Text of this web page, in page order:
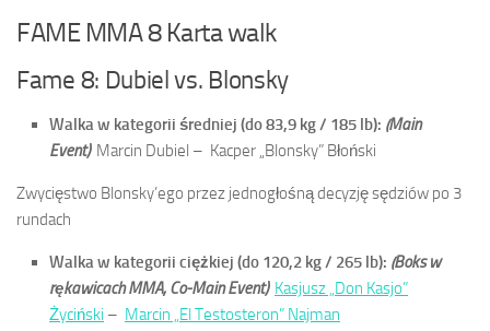
FAME MMA 8 Karta walk
Fame 8: Dubiel vs. Blonsky
Walka w kategorii średniej (do 83,9 kg / 185 lb): (Main
Event) Marcin Dubiel – Kacper „Blonsky” Błoński
Zwycięstwo Blonsky’ego przez jednogłośną decyzję sędziów po 3
rundach
Walka w kategorii ciężkiej (do 120,2 kg / 265 lb): (Boks w
rękawicach MMA, Co-Main Event) Kasjusz „Don Kasjo”
Życiński – Marcin „El Testosteron” Najman